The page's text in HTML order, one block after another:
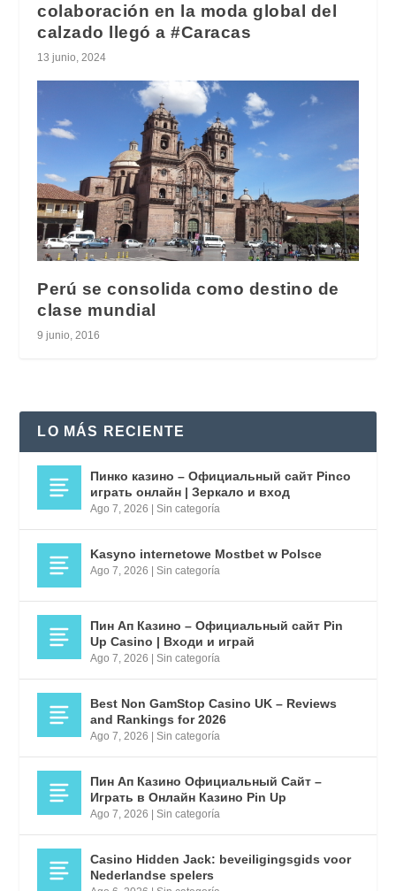
colaboración en la moda global del
calzado llegó a #Caracas
13 junio, 2024
Perú se consolida como destino de
clase mundial
9 junio, 2016
LO MÁS RECIENTE
Пинко казино – Официальный сайт Pinco
играть онлайн | Зеркало и вход
Ago 7, 2026 |Sin categoría
Kasyno internetowe Mostbet w Polsce
Ago 7, 2026 |Sin categoría
Пин Ап Казино – Официальный сайт Pin
Up Casino | Входи и играй
Ago 7, 2026 |Sin categoría
Best Non GamStop Casino UK – Reviews
and Rankings for 2026
Ago 7, 2026 |Sin categoría
Пин Ап Казино Официальный Сайт –
Играть в Онлайн Казино Pin Up
Ago 7, 2026 |Sin categoría
Casino Hidden Jack: beveiligingsgids voor
Nederlandse spelers